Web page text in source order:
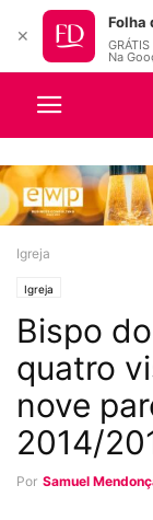
Igreja
Igreja
Bispo
quatro
nove
2014/
Por Samuel
✕
Folha
GRÁTIS
Na